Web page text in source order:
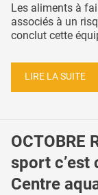
Les aliments à
associés à un
conclut cette
LIRE LA SUITE
OCTOBRE
sport c’est
Centre